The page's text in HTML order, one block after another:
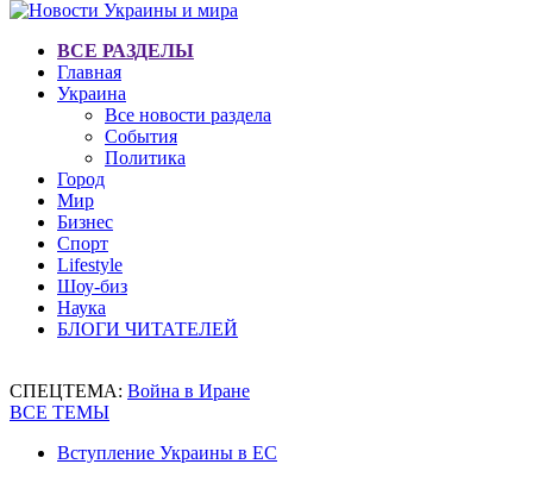
ВСЕ РАЗДЕЛЫ
Главная
Украина
Все новости раздела
События
Политика
Город
Мир
Бизнес
Спорт
Lifestyle
Шоу-биз
Наука
БЛОГИ ЧИТАТЕЛЕЙ
СПЕЦТЕМА: Война в Иране
ВСЕ ТЕМЫ
Вступление Украины в ЕС